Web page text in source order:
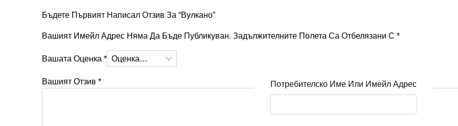
Бъдете Първият Написал Отзив За “Вулкано”
Вашият Имейл Адрес Няма Да Бъде Публикуван. Задължителните Полета Са Отбелязани С *
Вашата Оценка *
Вашият Отзив * Потребителско Име Или Имейл Адрес